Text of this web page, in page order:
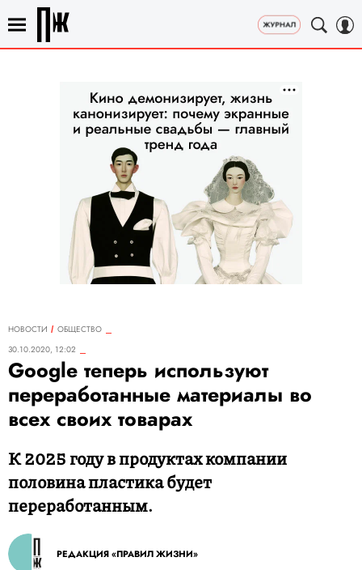
НОВОСТИ
ОБЩЕСТВО
30.10.2020, 12:02
Google теперь используют
переработанные материалы во
всех своих товарах
К 2025 году в продуктах компании
половина пластика будет
переработанным.
РЕДАКЦИЯ «ПРАВИЛ ЖИЗНИ»